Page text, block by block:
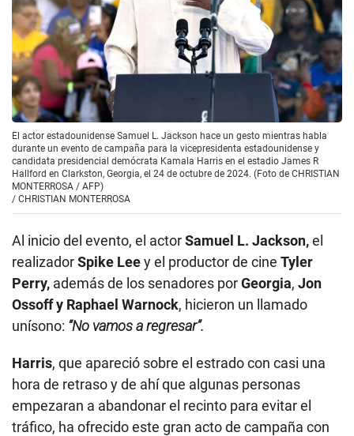
El actor estadounidense Samuel L. Jackson hace un gesto mientras habla
durante un evento de campaña para la vicepresidenta estadounidense y
candidata presidencial demócrata Kamala Harris en el estadio James R
Hallford en Clarkston, Georgia, el 24 de octubre de 2024. (Foto de CHRISTIAN
MONTERROSA / AFP)
/ CHRISTIAN MONTERROSA
Al inicio del evento, el actorSamuel L. Jackson,el
realizadorSpike Leey el productor de cine Tyler
Perry, además de los senadores porGeorgia, Jon
Ossoff y Raphael Warnock, hicieron un llamado
unísono: “No vamos a regresar”.
Harris, que apareció sobre el estrado con casi una
hora de retraso y de ahí que algunas personas
empezaran a abandonar el recinto para evitar el
tráfico, ha ofrecido este gran acto de campaña con